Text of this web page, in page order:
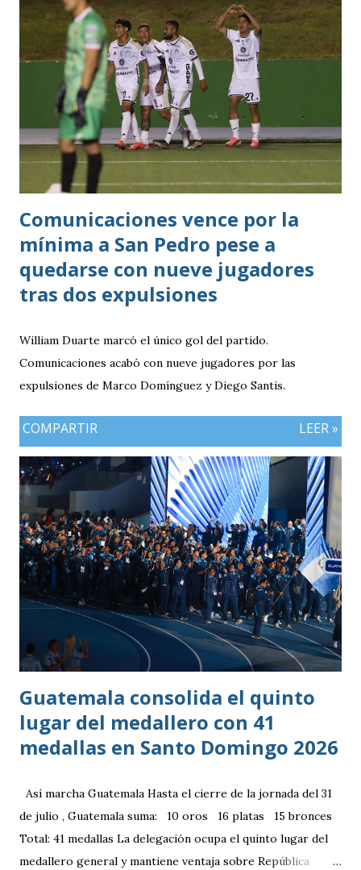
Comunicaciones vence por la
mínima a San Pedro pese a
quedarse con nueve jugadores
tras dos expulsiones
William Duarte marcó el único gol del partido.
Comunicaciones acabó con nueve jugadores por las
expulsiones de Marco Domínguez y Diego Santis.
COMPARTIR LEER »
Guatemala consolida el quinto
lugar del medallero con 41
medallas en Santo Domingo 2026
Así marcha Guatemala Hasta el cierre de la jornada del 31
de julio , Guatemala suma: 10 oros 16 platas 15 bronces
Total: 41 medallas La delegación ocupa el quinto lugar del
medallero general y mantiene ventaja sobre República